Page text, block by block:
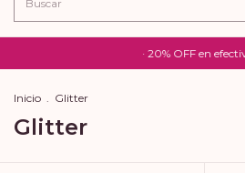
· 20% OFF en efectivo billete en
Inicio . Glitter
Glitter